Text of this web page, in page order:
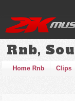
Rnb,
Home Rnb Clips